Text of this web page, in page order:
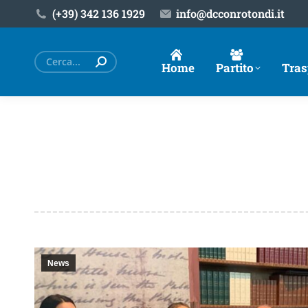
(+39) ‎342 136 1929 info@dcconrotondi.it
Home Partito
Cerca:
News